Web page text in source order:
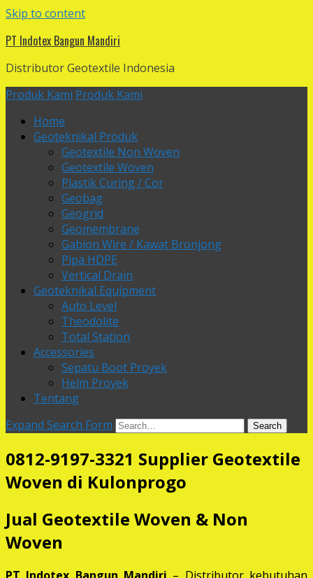
Skip to content
PT Indotex Bangun Mandiri
Distributor Geotextile Indonesia
Produk Kami Produk Kami
Home
Geoteknikal Produk
Geotextile Non Woven
Geotextile Woven
Plastik Curing / Cor
Geobag
Geogrid
Geomembrane
Gabion Wire / Kawat Bronjong
Pipa HDPE
Vertical Drain
Geoteknikal Equipment
Auto Level
Theodolite
Total Station
Accessories
Sepatu Boot Proyek
Helm Proyek
Tentang
Expand Search Form
Search
0812-9197-3321 Supplier Geotextile
Woven di Kulonprogo
Jual Geotextile Woven & Non
Woven